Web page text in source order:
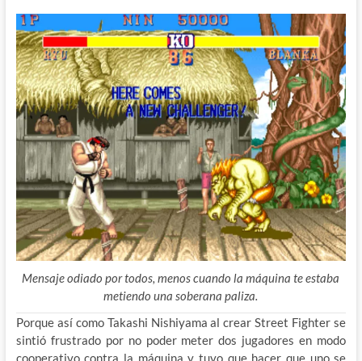
Mensaje odiado por todos, menos cuando la máquina te estaba
metiendo una soberana paliza.
Porque así como Takashi Nishiyama al crear Street Fighter se
sintió frustrado por no poder meter dos jugadores en modo
cooperativo contra la máquina y tuvo que hacer que uno se